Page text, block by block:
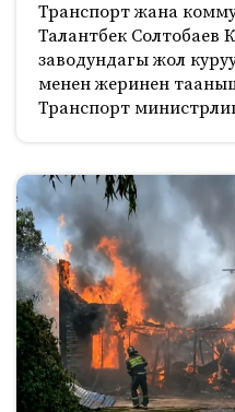
Транспорт жана
Талантбек Солтобаев
заводундагы жол
менен жеринен
Транспорт